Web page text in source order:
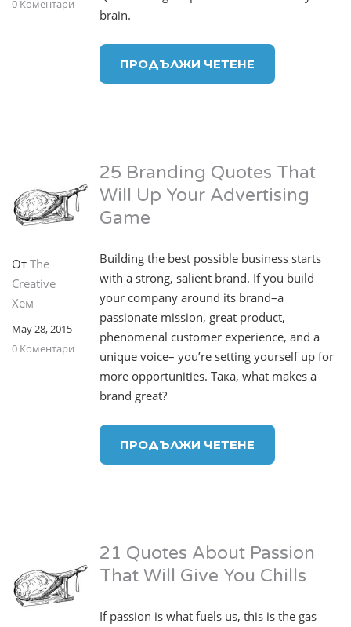
0 Коментари
brain.
ПРОДЪЛЖИ ЧЕТЕНЕ
От The
Creative
Хем
May 28, 2015
0 Коментари
25 Branding Quotes That
Will Up Your Advertising
Game
Building the best possible business starts
with a strong, salient brand. If you build
your company around its brand–a
passionate mission, great product,
phenomenal customer experience, and a
unique voice– you’re setting yourself up for
more opportunities. Така, what makes a
brand great?
ПРОДЪЛЖИ ЧЕТЕНЕ
21 Quotes About Passion
That Will Give You Chills
If passion is what fuels us, this is the gas